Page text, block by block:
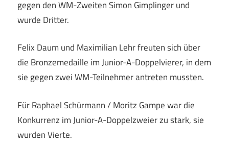
gegen den WM-Zweiten Simon Gimplinger und
wurde Dritter.
Felix Daum und Maximilian Lehr freuten sich über
die Bronzemedaille im Junior-A-Doppelvierer, in dem
sie gegen zwei WM-Teilnehmer antreten mussten.
Für Raphael Schürmann / Moritz Gampe war die
Konkurrenz im Junior-A-Doppelzweier zu stark, sie
wurden Vierte.